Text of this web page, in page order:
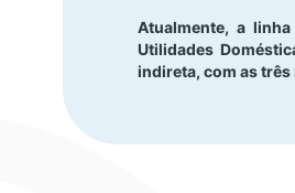
Atualmente, a
Utilidades
indireta, com as